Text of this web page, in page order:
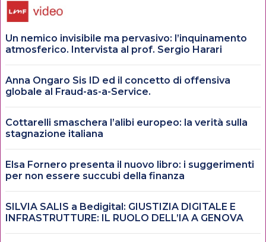
Un nemico invisibile ma pervasivo: l’inquinamento
atmosferico. Intervista al prof. Sergio Harari
Anna Ongaro Sis ID ed il concetto di offensiva
globale al Fraud-as-a-Service.
Cottarelli smaschera l’alibi europeo: la verità sulla
stagnazione italiana
Elsa Fornero presenta il nuovo libro: i suggerimenti
per non essere succubi della finanza
SILVIA SALIS a Bedigital: GIUSTIZIA DIGITALE E
INFRASTRUTTURE: IL RUOLO DELL’IA A GENOVA